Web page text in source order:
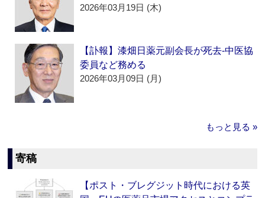
2026年03月19日 (木)
【訃報】漆畑日薬元副会長が死去‐中医協
委員など務める
2026年03月09日 (月)
もっと見る »
寄稿
【ポスト・ブレグジット時代における英